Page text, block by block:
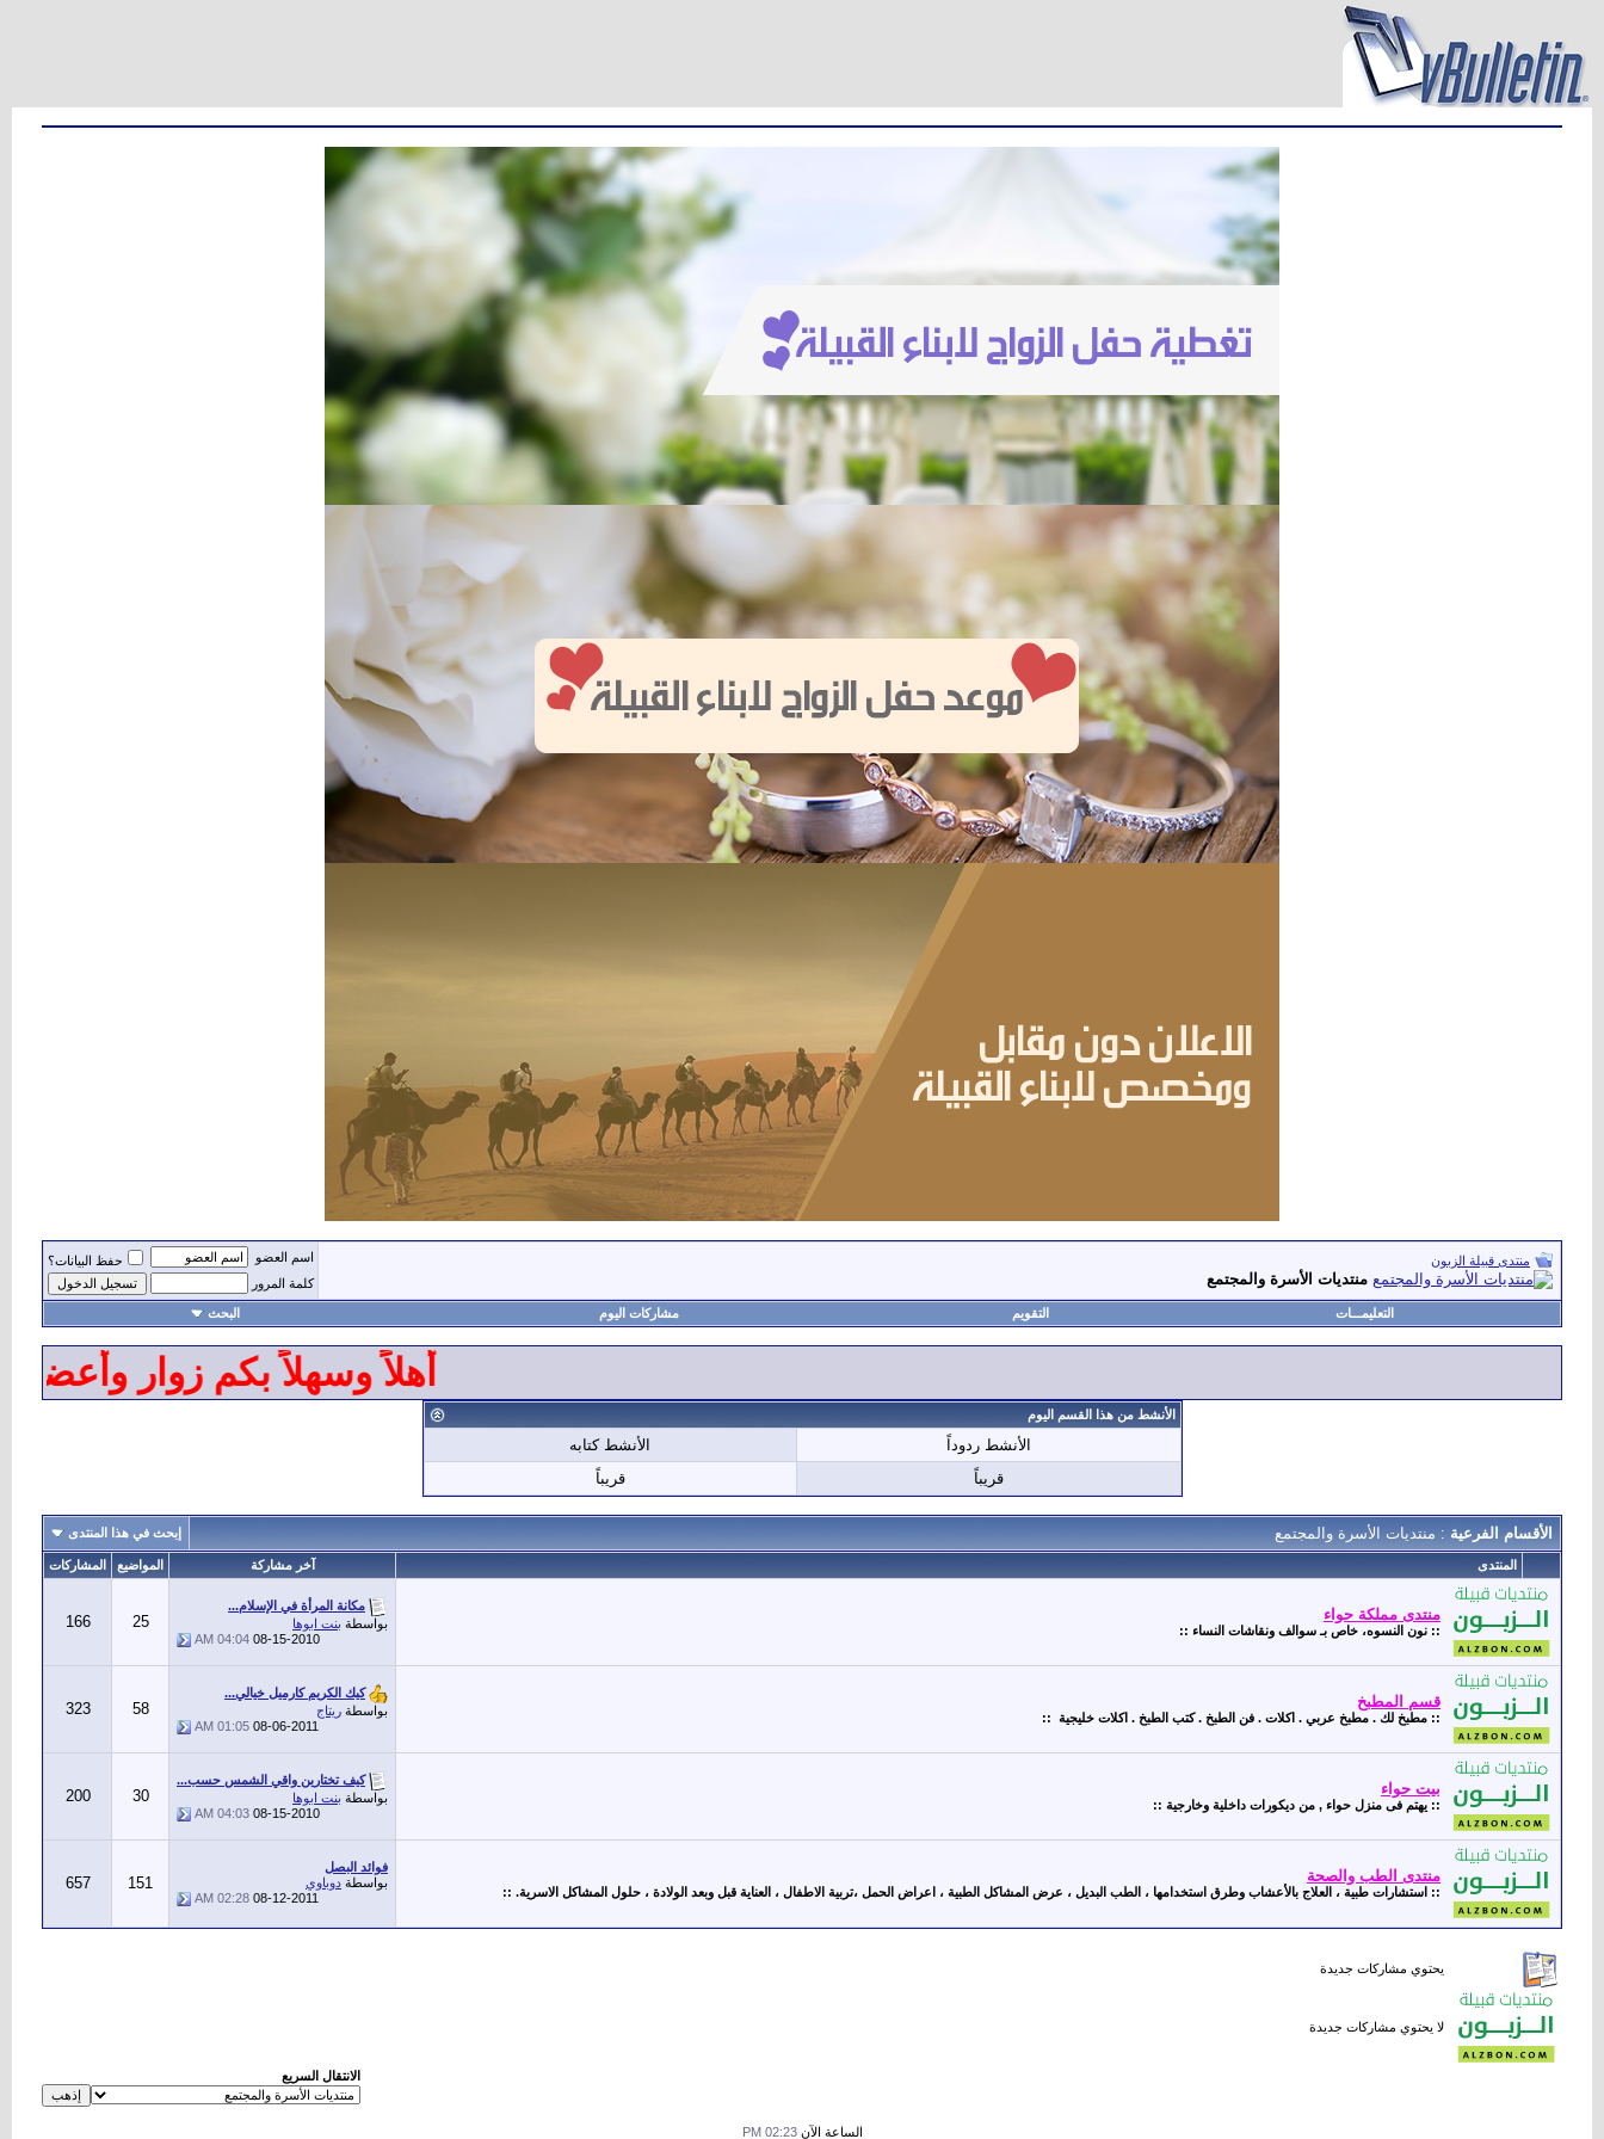
منتدى قبيلة الزبون
منتديات الأسرة والمجتمع
اسم العضو
حفظ البيانات؟
كلمة المرور
التعليمـــات التقويم مشاركات اليوم البحث
أهلاً وسهلاً بكم زوار
الأنشط من هذا القسم اليوم
الأنشط ردوداً
الأنشط كتابه
قريباً
قريباً
الأقسام الفرعية : منتديات الأسرة والمجتمع إبحث في هذا المنتدى
المنتدى آخر مشاركة المواضيع المشاركات
منتدى مملكة حواء
:: نون النسوه، خاص بـ سوالف ونقاشات النساء ::
مكانة المرأة في الإسلام...
بواسطة بنت ابوها
08-15-2010
04:04 AM
25
166
قسم المطبخ
:: مطبخ لك . مطبخ عربي . اكلات . فن الطبخ . كتب الطبخ . اكلات خليجية ::
كيك الكريم كارميل خيالي...
بواسطة ريتاج
08-06-2011
01:05 AM
58
323
بيت حواء
:: يهتم فى منزل حواء , من ديكورات داخلية وخارجية ::
كيف تختارين واقي الشمس حسب...
بواسطة بنت ابوها
08-15-2010
04:03 AM
30
200
منتدى الطب والصحة
:: استشارات طبية ، العلاج بالأعشاب وطرق استخدامها ، الطب البديل ، عرض المشاكل الطبية ، اعراض الحمل ،تربية الاطفال ، العناية قبل وبعد الولادة ، حلول المشاكل الاسرية. ::
فوائد البصل
بواسطة دوباوي
08-12-2011
02:28 AM
151
657
يحتوي مشاركات جديدة
لا يحتوي مشاركات جديدة
الانتقال السريع
الساعة الآن02:23 PM